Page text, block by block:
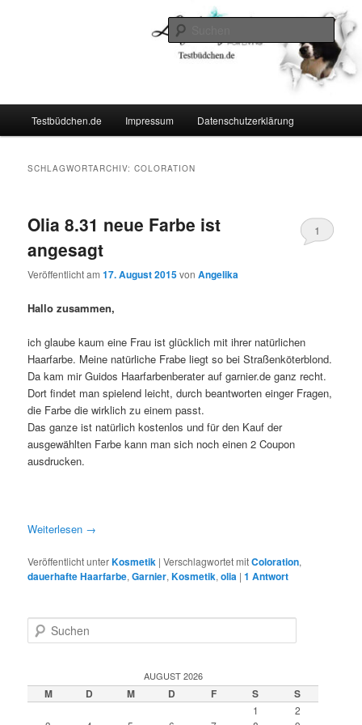
Testbüdchen.de Impressum Datenschutzerklärung
SCHLAGWORTARCHIV:COLORATION
Olia 8.31 neue Farbe ist
angesagt
Veröffentlicht am17. August 2015vonAngelika
1
Hallo zusammen,
ich glaube kaum eine Frau ist glücklich mit ihrer natürlichen
Haarfarbe. Meine natürliche Frabe liegt so bei Straßenköterblond.
Da kam mir Guidos Haarfarbenberater auf garnier.de‎ ganz recht.
Dort findet man spielend leicht, durch beantworten einger Fragen,
die Farbe die wirklich zu einem passt.
Das ganze ist natürlich kostenlos und für den Kauf der
ausgewählten Farbe kann man sich noch einen 2 Coupon
ausdrucken.
Weiterlesen →
Veröffentlicht unterKosmetik |Verschlagwortet mitColoration,
dauerhafte Haarfarbe,Garnier,Kosmetik,olia |1 Antwort
u
e
n
AUGUST 2026
M D M D F S S
1
2